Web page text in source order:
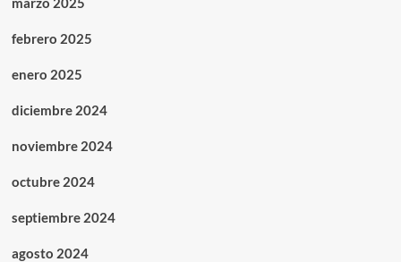
febrero 2025
enero 2025
diciembre 2024
noviembre 2024
octubre 2024
septiembre 2024
agosto 2024